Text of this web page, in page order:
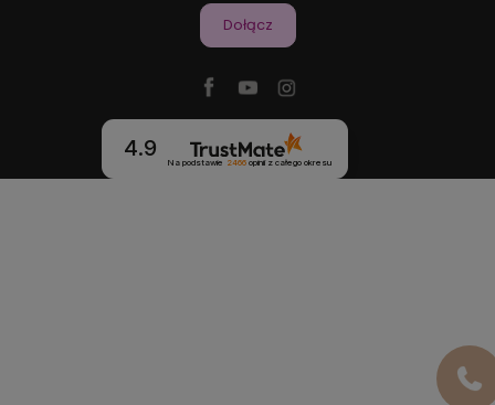
Dołącz
4.9
Na podstawie 2466opinii z całego okresu